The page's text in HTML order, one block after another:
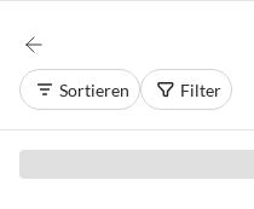
Sortieren Filter